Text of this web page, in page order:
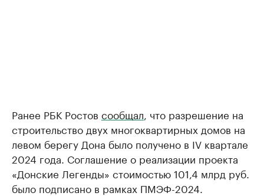
Ранее РБК Ростов сообщал , что разрешение на
строительство двух многоквартирных домов на
левом берегу Дона было получено в IV квартале
2024 года. Соглашение о реализации проекта
«Донские Легенды» стоимостью 101,4 млрд руб.
было подписано в рамках ПМЭФ-2024.